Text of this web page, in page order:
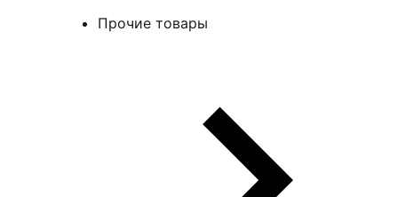
Прочие товары